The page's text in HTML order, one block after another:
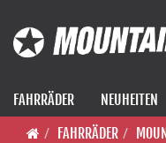
FAHRRÄDER NEUHEITEN
FAHRRÄDER